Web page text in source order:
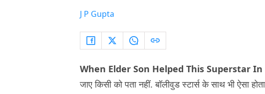
J P Gupta
When Elder Son Helped This Superstar In
जाए किसी को पता नहीं. बॉलीवुड स्टार्स के साथ भी ऐसा